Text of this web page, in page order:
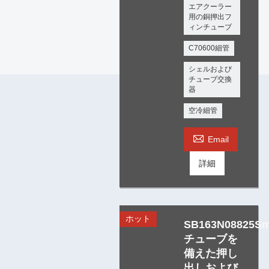
エアクーラー
用の銅押出フ
ィンチューブ
C70600細管
シェルおよび
チューブ交換
器
空冷細管
 Email
詳細
ホット
チューブを
備えた押し